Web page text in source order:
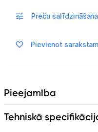
Vēlmju
Blogs
Piegāde un
Preču salīdzināšana
Pievienot sarakstam
Pieejamība
Tehniskā